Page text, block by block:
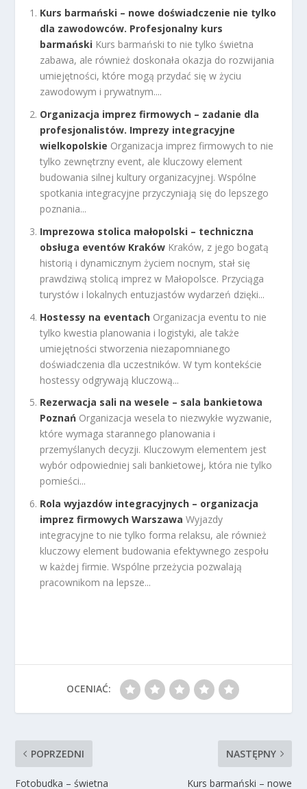
Kurs barmański – nowe doświadczenie nie tylko
dla zawodowców. Profesjonalny kurs
barmański Kurs barmański to nie tylko świetna
zabawa, ale również doskonała okazja do rozwijania
umiejętności, które mogą przydać się w życiu
zawodowym i prywatnym....
Organizacja imprez firmowych – zadanie dla
profesjonalistów. Imprezy integracyjne
wielkopolskie Organizacja imprez firmowych to nie
tylko zewnętrzny event, ale kluczowy element
budowania silnej kultury organizacyjnej. Wspólne
spotkania integracyjne przyczyniają się do lepszego
poznania...
Imprezowa stolica małopolski – techniczna
obsługa eventów Kraków Kraków, z jego bogatą
historią i dynamicznym życiem nocnym, stał się
prawdziwą stolicą imprez w Małopolsce. Przyciąga
turystów i lokalnych entuzjastów wydarzeń dzięki...
Hostessy na eventach Organizacja eventu to nie
tylko kwestia planowania i logistyki, ale także
umiejętności stworzenia niezapomnianego
doświadczenia dla uczestników. W tym kontekście
hostessy odgrywają kluczową...
Rezerwacja sali na wesele – sala bankietowa
Poznań Organizacja wesela to niezwykłe wyzwanie,
które wymaga starannego planowania i
przemyślanych decyzji. Kluczowym elementem jest
wybór odpowiedniej sali bankietowej, która nie tylko
pomieści...
Rola wyjazdów integracyjnych – organizacja
imprez firmowych Warszawa Wyjazdy
integracyjne to nie tylko forma relaksu, ale również
kluczowy element budowania efektywnego zespołu
w każdej firmie. Wspólne przeżycia pozwalają
pracownikom na lepsze...
OCENIAĆ:
POPRZEDNI
Fotobudka – świetna
NASTĘPNY
Kurs barmański – nowe